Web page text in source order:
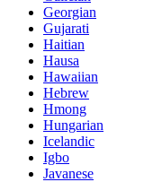
Georgian
Gujarati
Haitian
Hausa
Hawaiian
Hebrew
Hmong
Hungarian
Icelandic
Igbo
Javanese